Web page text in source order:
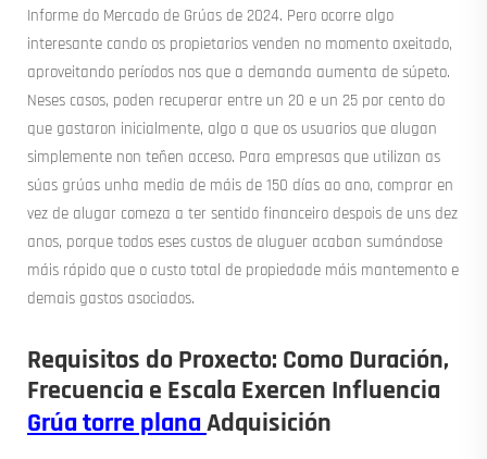
Informe do Mercado de Grúas de 2024. Pero ocorre algo
interesante cando os propietarios venden no momento axeitado,
aproveitando períodos nos que a demanda aumenta de súpeto.
Neses casos, poden recuperar entre un 20 e un 25 por cento do
que gastaron inicialmente, algo a que os usuarios que alugan
simplemente non teñen acceso. Para empresas que utilizan as
súas grúas unha media de máis de 150 días ao ano, comprar en
vez de alugar comeza a ter sentido financeiro despois de uns dez
anos, porque todos eses custos de aluguer acaban sumándose
máis rápido que o custo total de propiedade máis mantemento e
demais gastos asociados.
Requisitos do Proxecto: Como Duración,
Frecuencia e Escala Exercen Influencia
Grúa torre planaAdquisición